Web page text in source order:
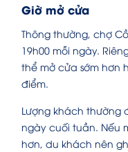
Giờ mở cửa
Thông thường, chợ
19h00 mỗi ngày.
thể mở cửa sớm hơn
điểm.
Lượng khách
ngày cuối tuần. Nếu
hơn, du khách nên